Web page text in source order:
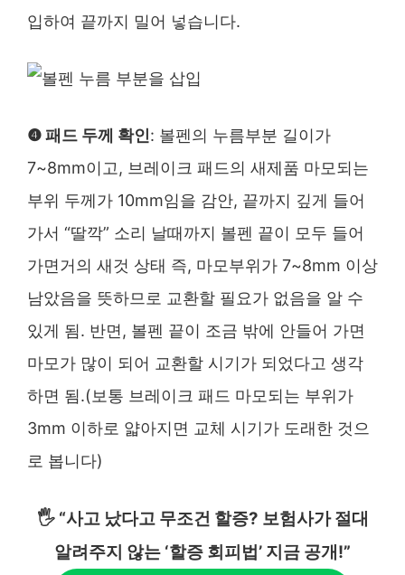
입하여 끝까지 밀어 넣습니다.
❹ 패드 두께 확인: 볼펜의 누름부분 길이가
7~8mm이고, 브레이크 패드의 새제품 마모되는
부위 두께가 10mm임을 감안, 끝까지 깊게 들어
가서 “딸깍” 소리 날때까지 볼펜 끝이 모두 들어
가면거의 새것 상태 즉, 마모부위가 7~8mm 이상
남았음을 뜻하므로 교환할 필요가 없음을 알 수
있게 됨. 반면, 볼펜 끝이 조금 밖에 안들어 가면
마모가 많이 되어 교환할 시기가 되었다고 생각
하면 됨.(보통 브레이크 패드 마모되는 부위가
3mm 이하로 얇아지면 교체 시기가 도래한 것으
로 봅니다​)
🖐️ “사고 났다고 무조건 할증? 보험사가 절대
알려주지 않는 ‘할증 회피법’ 지금 공개!”